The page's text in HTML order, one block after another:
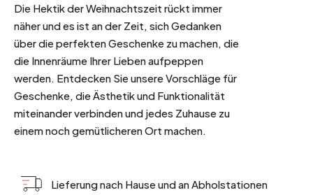
Die Hektik der Weihnachtszeit rückt immer
näher und es ist an der Zeit, sich Gedanken
über die perfekten Geschenke zu machen, die
die Innenräume Ihrer Lieben aufpeppen
werden. Entdecken Sie unsere Vorschläge für
Geschenke, die Ästhetik und Funktionalität
miteinander verbinden und jedes Zuhause zu
einem noch gemütlicheren Ort machen.
Lieferung nach Hause und an Abholstationen